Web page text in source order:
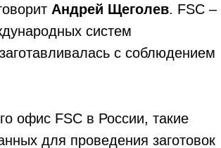
Андрей Щеголев. FSC –
систем
с соблюдением
офис FSC в России, такие
для проведения заготовок